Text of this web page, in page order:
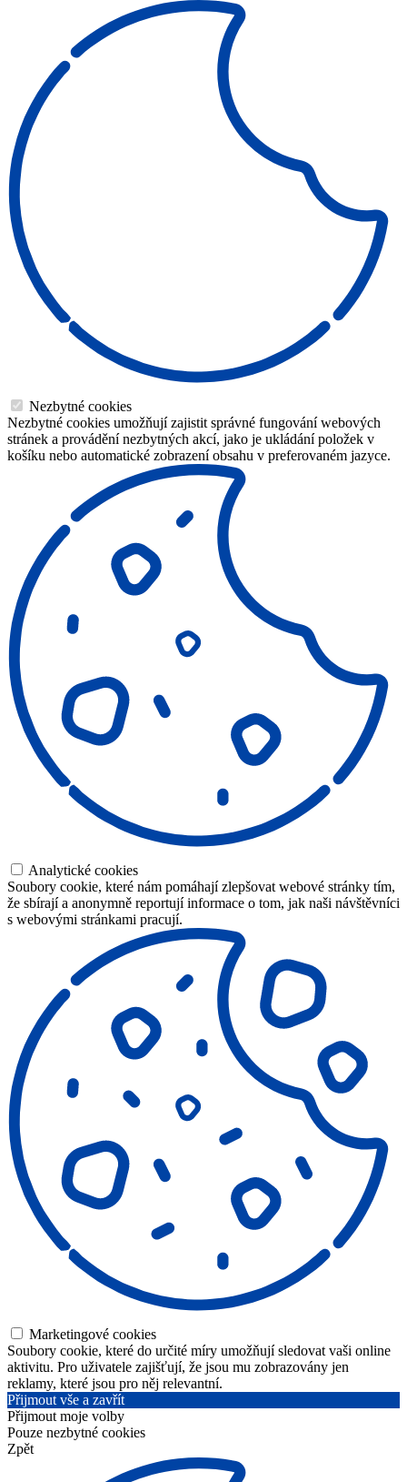
Nezbytné cookies
Nezbytné cookies umožňují zajistit správné fungování webových
stránek a provádění nezbytných akcí, jako je ukládání položek v
košíku nebo automatické zobrazení obsahu v preferovaném jazyce.
Analytické cookies
Soubory cookie, které nám pomáhají zlepšovat webové stránky tím,
že sbírají a anonymně reportují informace o tom, jak naši návštěvníci
s webovými stránkami pracují.
Marketingové cookies
Soubory cookie, které do určité míry umožňují sledovat vaši online
aktivitu. Pro uživatele zajišťují, že jsou mu zobrazovány jen
reklamy, které jsou pro něj relevantní.
Přijmout vše a zavřít
Přijmout moje volby
Pouze nezbytné cookies
Zpět